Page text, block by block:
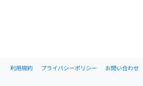
利用規約 プライバシーポリシー
お問い合わせ